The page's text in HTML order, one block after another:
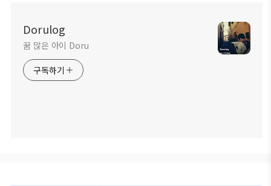
Dorulog
꿈 많은 아이 Doru
구독하기